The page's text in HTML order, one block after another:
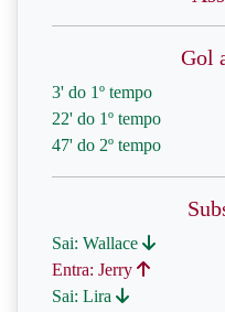
Gol
3' do 1º tempo
22' do 1º tempo
47' do 2º tempo
Sai: Wallace
Entra: Jerry
Sai: Lira